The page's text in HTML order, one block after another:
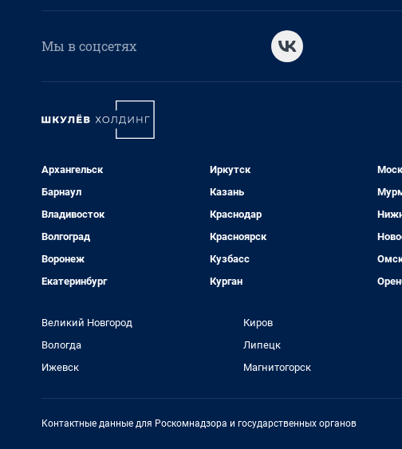
Мы в соцсетях
Архангельск
Барнаул
Владивосток
Волгоград
Воронеж
Екатеринбург
Иркутск
Казань
Краснодар
Красноярск
Кузбасс
Курган
Великий Новгород
Вологда
Ижевск
Киров
Липецк
Магнитогорск
Контактные данные для Роскомнадзора и государственных органов